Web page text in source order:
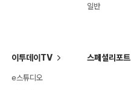
일반
이투데이TV
e스튜디오
스페셜리포트